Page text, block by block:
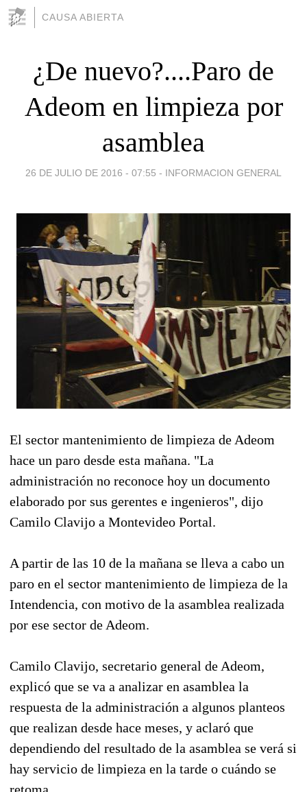
CAUSA ABIERTA
¿De nuevo?....Paro de
Adeom en limpieza por
asamblea
26 DE JULIO DE 2016 - 07:55 - INFORMACION GENERAL
El sector mantenimiento de limpieza de Adeom
hace un paro desde esta mañana. "La
administración no reconoce hoy un documento
elaborado por sus gerentes e ingenieros", dijo
Camilo Clavijo a Montevideo Portal.
A partir de las 10 de la mañana se lleva a cabo un
paro en el sector mantenimiento de limpieza de la
Intendencia, con motivo de la asamblea realizada
por ese sector de Adeom.
Camilo Clavijo, secretario general de Adeom,
explicó que se va a analizar en asamblea la
respuesta de la administración a algunos planteos
que realizan desde hace meses, y aclaró que
dependiendo del resultado de la asamblea se verá si
hay servicio de limpieza en la tarde o cuándo se